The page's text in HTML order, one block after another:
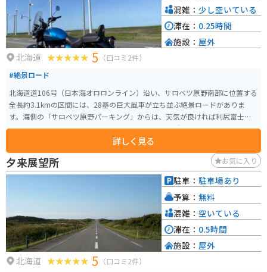
北海道 5 （口コミ2件）
#絶景ロード
北海道道106号（日本海オロロンライン）沿い、サロベツ原野南部に位置する
全長約3.1kmの区間には、28基の巨大風車が立ち並ぶ絶景ロードがありま
す。海側の「サロベツ原野パーキング」からは、天気が良ければ利尻富士を
望むことも可能。 交通量が少なく、間近で風車の迫力や風を切る音を感じら
れるスポットで、バイクと風車を一緒に撮れば最高の1枚に。北海道ツーリン
グの定番ルートとして、多くのライダーが訪れる人気の場所です。
詳しく見る
混雑： 少し空いている
滞在： 0.25時間
施設： 屋外
夕来展望所 お気に入り
北海道 5 （口コミ2件）
駐車： 駐車場あり
予算： 無料
混雑： 空いている
滞在： 0.5時間
施設： 屋外